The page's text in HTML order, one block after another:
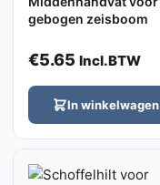
gebogen zeisboom
€5.65 Incl.BTW
In winkelwagen